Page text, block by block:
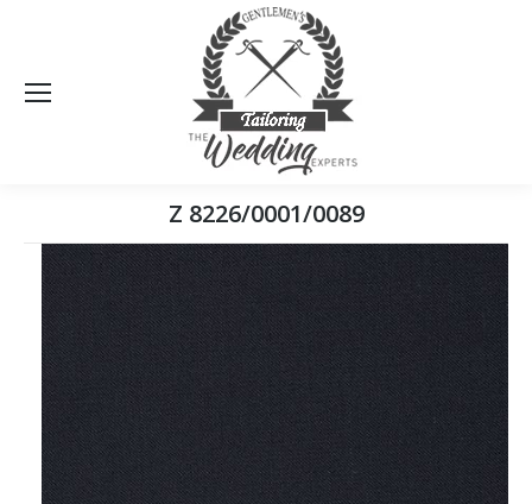
Z 8226/0001/0089